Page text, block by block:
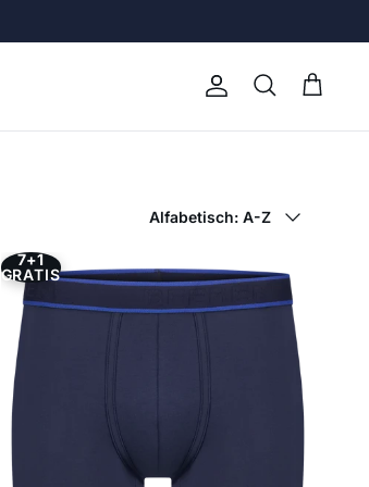
Account
Zoeken
Alfabetisch: A-Z
7+1
GRATIS